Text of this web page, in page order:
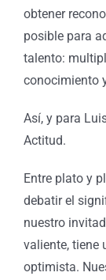
obtener
posible para
talento:
conocimiento
Así, y para
Actitud.
Entre plato y
debatir el
nuestro
valiente, tiene
optimista.